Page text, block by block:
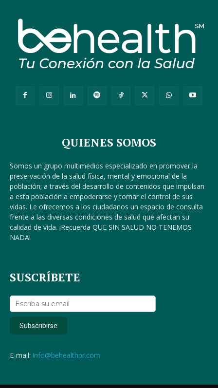
QUIENES SOMOS
Somos un grupo multimedios especializado en promover la
preservación de la salud física, mental y emocional de la
población; a través del desarrollo de contenidos que impulsan
a esta población a empoderarse y tomar el control de sus
vidas. Le ofrecemos a los ciudadanos un espacio de consulta
frente a las diversas condiciones de salud que afectan su
calidad de vida. ¡Recuerda QUE SIN SALUD NO TENEMOS
NADA!
SUSCRÍBETE
E-mail: info@behealthpr.com